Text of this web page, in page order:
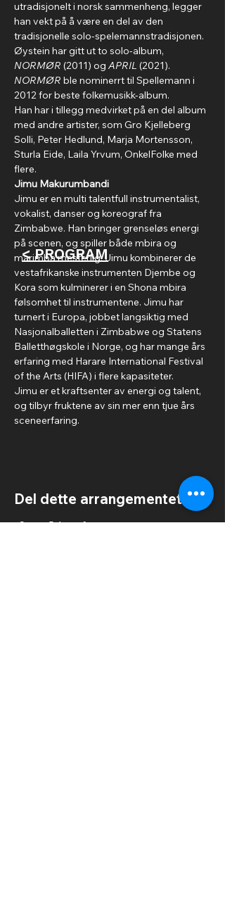
utradisjonelt i norsk sammenheng, legger
han vekt på å være en del av den
tradisjonelle solo-spelemannstradisjonen.
Øystein har gitt ut to solo-album,
NORMØR (2011) og APRIL (2021).
NORMØR ble nominerrt til Spellemann i
2012 for beste folkemusikk-album.
Han har i tillegg medvirket på en del album
med andre artister, som Gro Kjelleberg
Solli, Peter Hedlund, Marja Mortensson,
Sturla Eide, Laila Yrvum, OnkelFolke med
flere.
Jimu Makurumbandi
Jimu er en multi talentfull instrumentalist,
vokalist, danser og koreograf fra
Zimbabwe. Han bringer grenseløs energi
på scenen, og spiller både mbira og
marimba mesterlig. Jimu kombinerer de
vestafrikanske instrumenten Djembe og
Kora som kulminerer i en Shona mbira
følsomhet til instrumentene. Jimu har
turnert i Europa, jobbet langsiktig med
Nasjonalballetten i Zimbabwe og Statens
Balletthøgskole i Norge, og har mange års
erfaring med Harare International Festival
of the Arts (HIFA) i flere kapasiteter.
Jimu er et kraftsenter av energi og talent,
og tilbyr fruktene av sin mer enn tjue års
sceneerfaring.
Del dette arrangementet
< PROGRAM